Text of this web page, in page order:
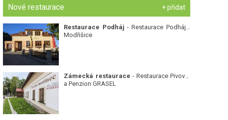
Nové restaurace + přidat
Restaurace Podháj - Restaurace Podháj -
Modřišice
Zámecká restaurace - Restaurace Pivovar
a Penzion GRASEL